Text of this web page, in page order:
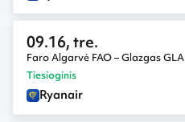
09.16, tre.
Faro Algarvė FAO – Glazgas GLA
Tiesioginis
Ryanair